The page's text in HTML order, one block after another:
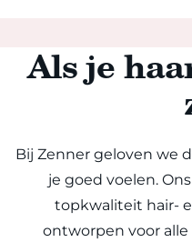
Als je
Bij Zenner geloven we
je goed voelen.
topkwaliteit hair-
ontworpen voor